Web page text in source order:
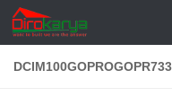
Skip to content